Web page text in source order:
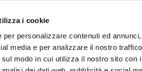
i cookie
per personalizzare contenuti ed
media e per analizzare il nostro
modo in cui utilizza il nostro sito con